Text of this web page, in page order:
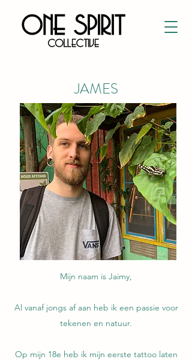
JAMES
Mijn naam is Jaimy,
Al vanaf jongs af aan heb ik een passie voor
tekenen en natuur.
Op mijn 18e heb ik mijn eerste tattoo laten